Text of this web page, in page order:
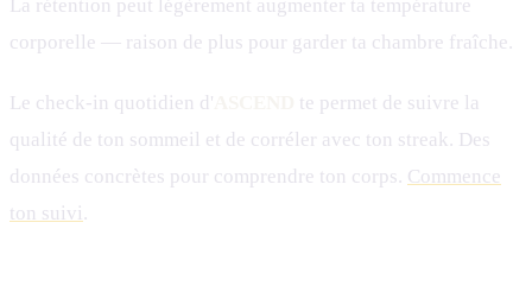
La rétention peut légèrement augmenter ta température
corporelle — raison de plus pour garder ta chambre fraîche.
Le check-in quotidien d'
te permet de suivre la
qualité de ton sommeil et de corréler avec ton streak. Des
données concrètes pour comprendre ton corps. Commence
ton suivi .